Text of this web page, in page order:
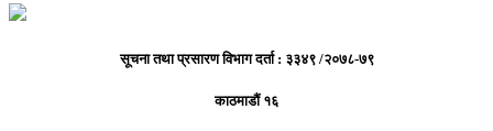
सूचना तथा प्रसारण विभाग दर्ता : ३३४९ /२०७८-७९
काठमाडौं १६